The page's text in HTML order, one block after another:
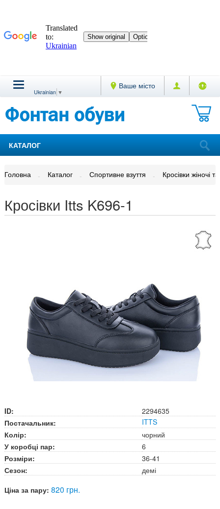
Ваше місто
Ukrainian ▼
КАТАЛОГ
Головна Каталог Спортивне взуття Кросівки жіночі та
Кросівки Itts K696-1
ID:
2294635
Постачальник:
ITTS
Колір:
чорний
У коробці пар:
6
Розміри:
36-41
Сезон:
демі
Ціна за пару: 820 грн.